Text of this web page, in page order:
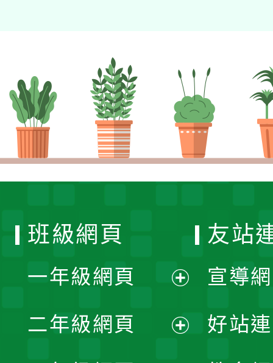
班級網頁
一年級網頁
開
二年級網頁
友站
宣導
好站